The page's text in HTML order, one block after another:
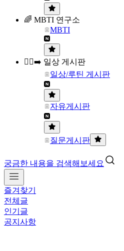
🌈 MBTI 연구소
MBTI
🏃‍♀️‍➡️ 일상 게시판
일상/루틴 게시판
자유게시판
질문게시판
궁금한 내용을 검색해보세요
즐겨찾기
전체글
인기글
공지사항